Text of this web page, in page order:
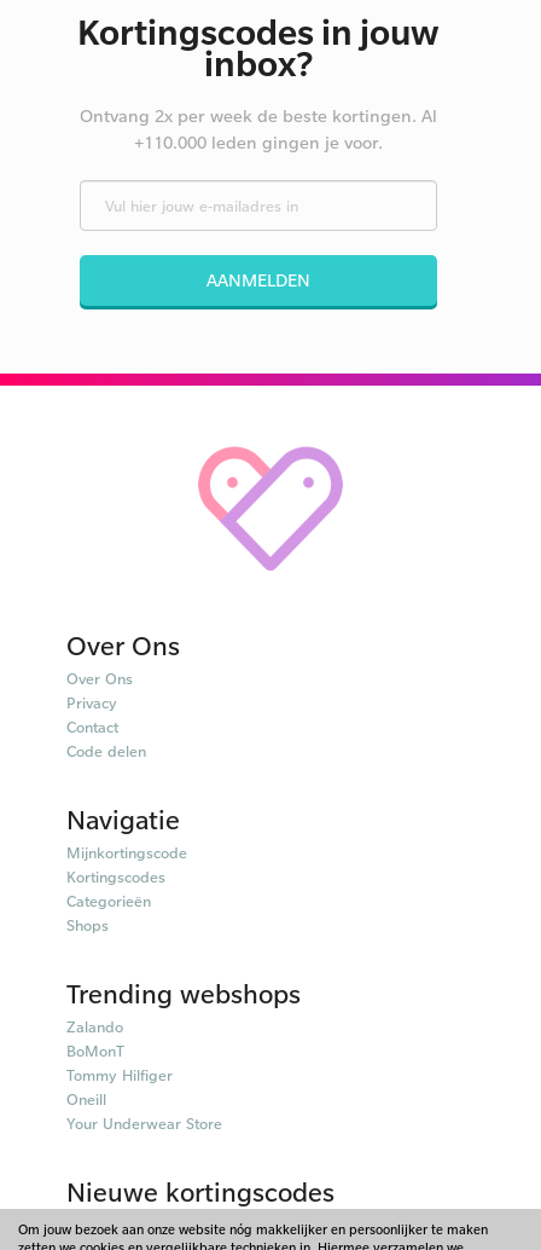
Kortingscodes in jouw
inbox?
Ontvang 2x per week de beste kortingen. Al
+110.000 leden gingen je voor.
AANMELDEN
Over Ons
Over Ons
Privacy
Contact
Code delen
Navigatie
Mijnkortingscode
Kortingscodes
Categorieën
Shops
Trending webshops
Zalando
BoMonT
Tommy Hilfiger
Oneill
Your Underwear Store
Nieuwe kortingscodes
50plusmobiel kortingscodes
Om jouw bezoek aan onze website nóg makkelijker en persoonlijker te maken